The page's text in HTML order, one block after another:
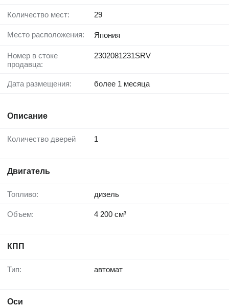
Количество мест: 29
Место расположения: Япония
Номер в стоке
продавца:
2302081231SRV
Дата размещения: более 1 месяца
Описание
Количество дверей 1
Двигатель
Топливо: дизель
Объем: 4 200 см³
КПП
Тип: автомат
Оси